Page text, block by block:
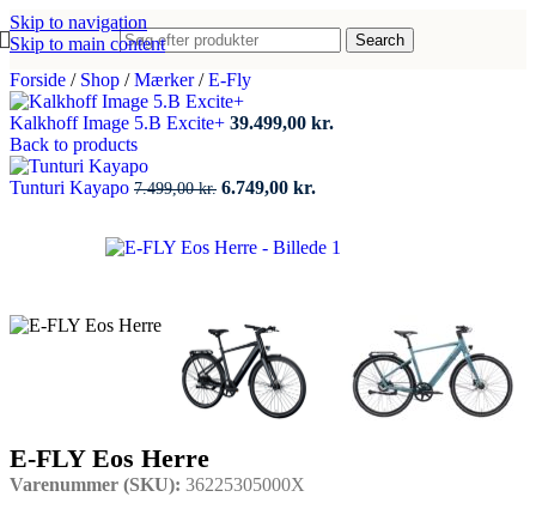
Skip to navigation
Skip to main content
Search
Forside / Shop / Mærker/ E-Fly
Kalkhoff Image 5.B Excite+ 39.499,00 kr.
Back to products
Tunturi Kayapo 7.499,00kr. Den
var:
6.749,00 kr.
er:
E-FLY Eos Herre
Varenummer (SKU): 36225305000X